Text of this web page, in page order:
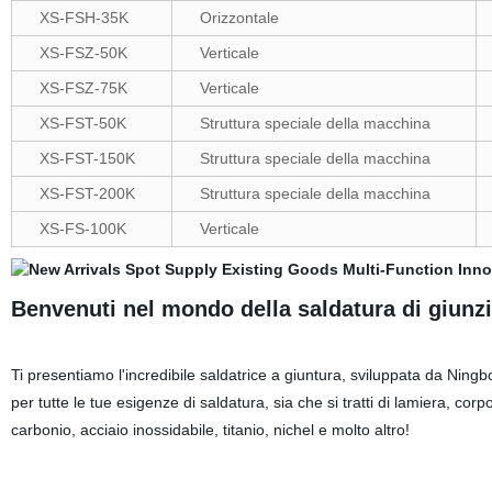
XS-FSH-35K
Orizzontale
XS-FSZ-50K
Verticale
XS-FSZ-75K
Verticale
XS-FST-50K
Struttura speciale della macchina
XS-FST-150K
Struttura speciale della macchina
XS-FST-200K
Struttura speciale della macchina
XS-FS-100K
Verticale
Benvenuti nel mondo della saldatura di
Ti presentiamo l'incredibile saldatrice a giuntura, sviluppata da
per tutte le tue esigenze di saldatura, sia che si tratti di lamiera,
carbonio, acciaio inossidabile, titanio, nichel e molto altro!